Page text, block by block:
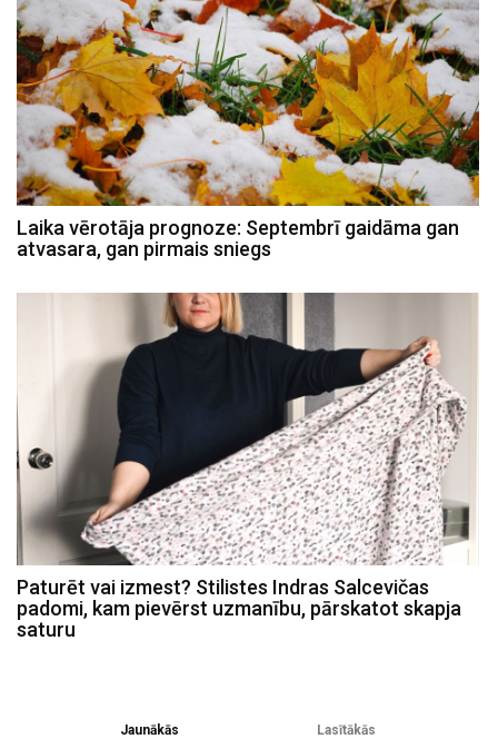
Laika vērotāja prognoze: Septembrī gaidāma gan
atvasara, gan pirmais sniegs
Paturēt vai izmest? Stilistes Indras Salcevičas
padomi, kam pievērst uzmanību, pārskatot skapja
saturu
Jaunākās Lasītākās